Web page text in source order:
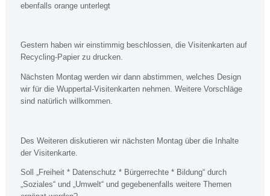
ebenfalls orange unterlegt
Gestern haben wir einstimmig beschlossen, die Visitenkarten auf
Recycling-Papier zu drucken.
Nächsten Montag werden wir dann abstimmen, welches Design
wir für die Wuppertal-Visitenkarten nehmen. Weitere Vorschläge
sind natürlich willkommen.
Des Weiteren diskutieren wir nächsten Montag über die Inhalte
der Visitenkarte.
Soll „Freiheit * Datenschutz * Bürgerrechte * Bildung“ durch
„Soziales“ und „Umwelt“ und gegebenenfalls weitere Themen